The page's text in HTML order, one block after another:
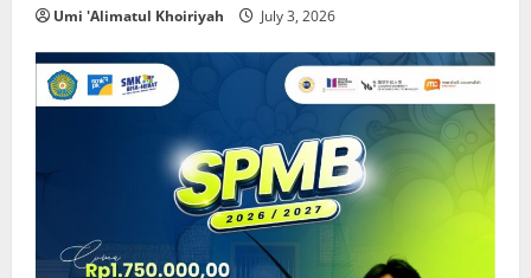
Umi 'Alimatul Khoiriyah July 3, 2026